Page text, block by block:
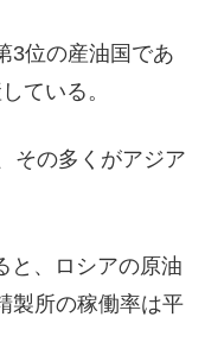
3位の産油国であ
ている。
その多くがアジア
と、ロシアの原油
製所の稼働率は平